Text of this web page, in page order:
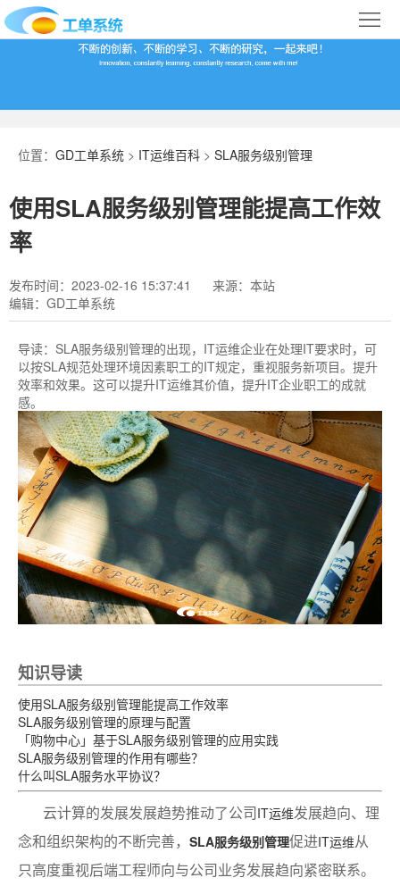
首
百
下
于
们
行
导
位置： GD工单系统 > IT运维百科 > SLA服务级别管理
使用SLA服务级别管理能提高工作效
率
发布时间：2023-02-16 15:37:41
来源：本站
编辑：GD工单系统
导读： SLA服务级别管理的出现，IT运维企业在处理IT要求时，可
以按SLA规范处理环境因素职工的IT规定，重视服务新项目。提升
效率和效果。这可以提升IT运维其价值，提升IT企业职工的成就
感。
知识导读
使用SLA服务级别管理能提高工作效率
SLA服务级别管理的原理与配置
「购物中心」基于SLA服务级别管理的应用实践
SLA服务级别管理的作用有哪些？
什么叫SLA服务水平协议？
云计算的发展发展趋势推动了公司IT运维发展趋向、理
念和组织架构的不断完善， SLA服务级别管理促进IT运维从
只高度重视后端工程师向与公司业务发展趋向紧密联系。